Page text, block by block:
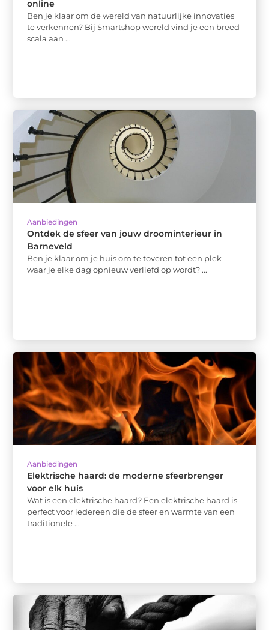
online
Ben je klaar om de wereld van natuurlijke innovaties
te verkennen? Bij Smartshop wereld vind je een breed
scala aan ...
Aanbiedingen
Ontdek de sfeer van jouw droominterieur in
Barneveld
Ben je klaar om je huis om te toveren tot een plek
waar je elke dag opnieuw verliefd op wordt? ...
Aanbiedingen
Elektrische haard: de moderne sfeerbrenger
voor elk huis
Wat is een elektrische haard? Een elektrische haard is
perfect voor iedereen die de sfeer en warmte van een
traditionele ...